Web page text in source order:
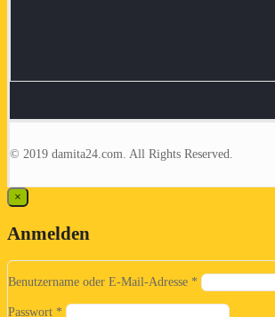
© 2019 damita24.com. All Rights Reserved.
×
Anmelden
Benutzername oder E-Mail-Adresse *
Passwort *